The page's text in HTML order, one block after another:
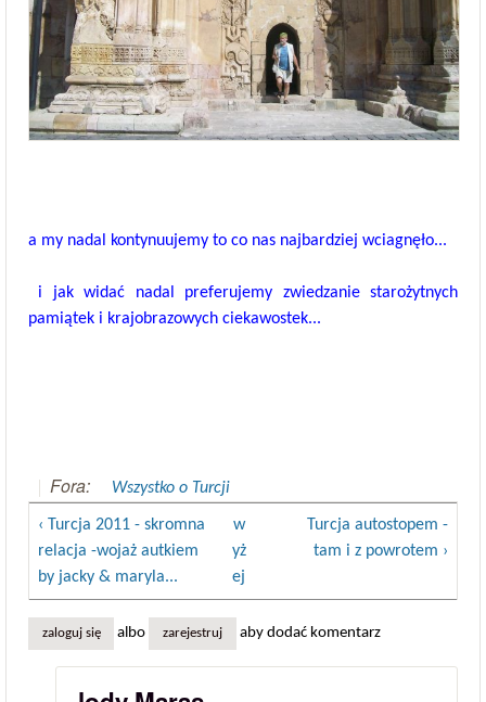
a my nadal kontynuujemy to co nas najbardziej wciagnęło...
i jak widać nadal preferujemy zwiedzanie starożytnych
pamiątek i krajobrazowych ciekawostek...
Fora: Wszystko o Turcji
‹ Turcja 2011 - skromna
relacja -wojaż autkiem
by jacky & maryla...
w
yż
ej
Turcja autostopem -
tam i z powrotem ›
zaloguj się albo zarejestruj aby dodać komentarz